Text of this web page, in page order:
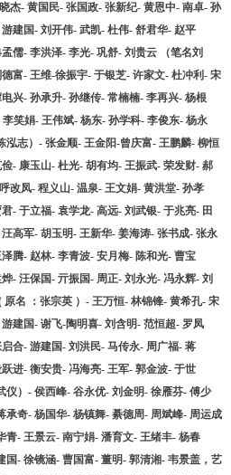
杰- 黄国民- 张国政- 张新纪- 黄恩中- 南卓- 孙
建国- 刘开伟- 武凯- 杜伟- 舒君华- 赵平
儒- 李洪泽- 李光- 巩舒- 刘贵云 （笔名刘
富- 王维-徐振宇- 于银芝- 许家文- 杜冲利- 宋
兴- 孙承升- 孙继传- 常楠楠- 李再兴- 杨根
笑娟- 王伟斌- 杨东- 孙学科- 李俊东- 杨永
泓志）- 张金顺- 王金阳-曾庆富- 王鹏麟- 柳恒
- 康玉山- 杜光- 胡有均- 王振武- 荣发财- 郝
改凤- 程义山- 温泉- 王文娟- 黄洪堂- 孙孝
- 于立福- 袁学龙- 高远- 刘武银- 于兆亮- 田
高军- 胡玉明- 王新华- 姜海涛- 张书成- 张永
腾- 赵林- 李青波- 安月梅- 陈和光- 曹宝
- 汪保国- 亓振国- 周正- 刘永光- 冯永辉- 刘
名 ：张宗英 ）- 王万恒- 林锦锋- 黄希孔- 宋
建国- 谢飞-陶明喜- 刘含明- 范恒超- 罗凤
合- 游建国- 刘洪民- 马传永- 周广福- 蒋
进- 衡安贵- 冯海亮- 王军- 郭金波- 于世
仪）- 侯西峰- 谷永优- 刘金明- 徐雁芬- 傅少
承奇- 杨国华- 杨镇舞- 綦德周- 周斌峰- 周运成
青- 王景云- 南宁娟- 潘育文- 王绪丰- 杨春
国- 徐镜涵- 曹国富- 董明- 郭清湘- 韦景盖，艺